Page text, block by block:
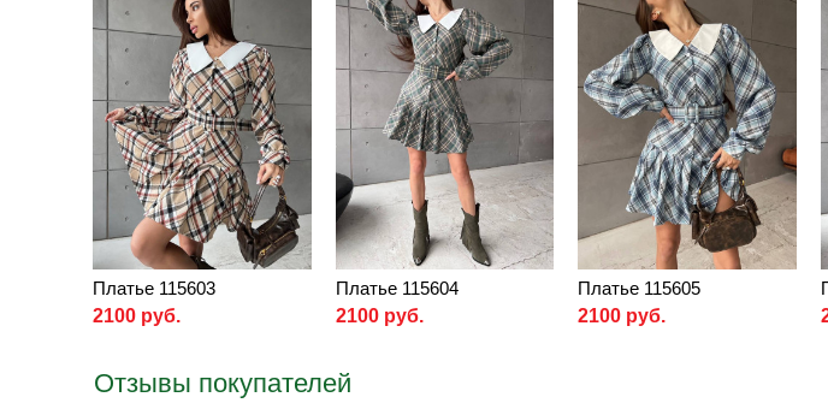
Платье 115603
2100 руб.
Платье 115604
2100 руб.
Платье 115605
2100 руб.
Отзывы покупателей